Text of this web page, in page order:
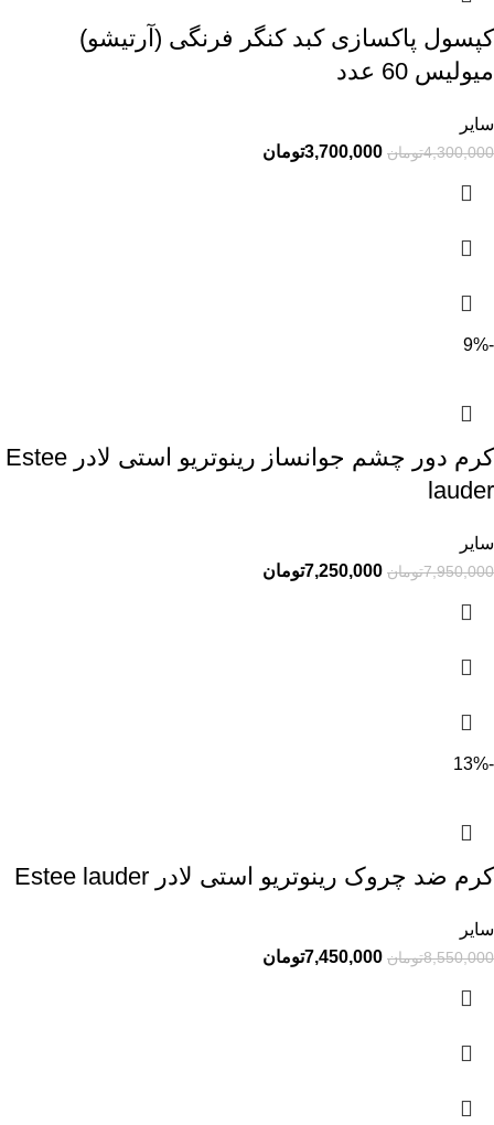
کپسول پاکسازی کبد کنگر فرنگی (آرتیشو)
میولیس 60 عدد
سایر
4,300,000تومان 3,700,000تومان
-9%
کرم دور چشم جوانساز رینوتریو استی لادر Estee
lauder
سایر
7,950,000تومان 7,250,000تومان
-13%
کرم ضد چروک رینوتریو استی لادر Estee lauder
سایر
8,550,000تومان 7,450,000تومان